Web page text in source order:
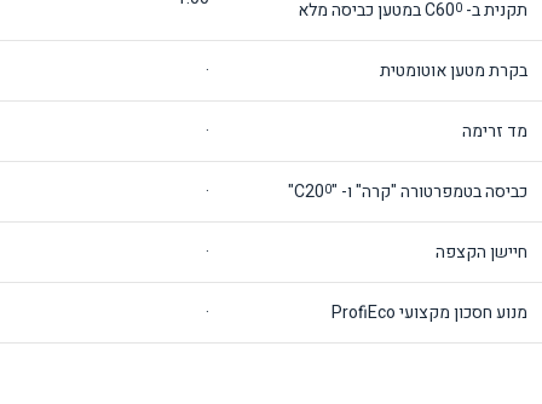
תקנית ב- C60 0 במטען כביסה מלא
בקרת מטען אוטומטית ·
מד זרימה ·
כביסה בטמפרטורה "קרה" ו- "C200
"
·
חיישן הקצפה ·
מנוע חסכון מקצועי ProfiEco ·